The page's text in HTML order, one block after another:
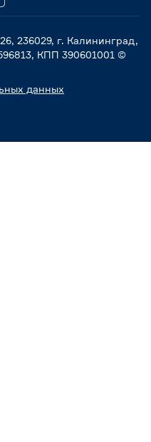
, 236029, г. Калининград,
КПП 390601001 ©
данных